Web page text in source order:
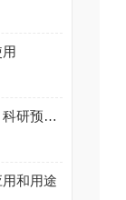
封板膜厂家—爱赛因简述：科研预设膜(铝箔膜)等定制要求
和用途